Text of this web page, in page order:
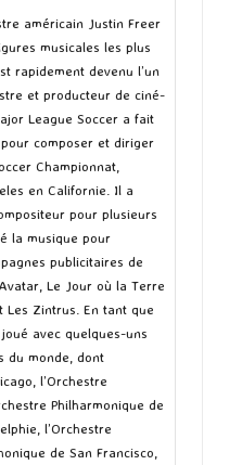
américain Justin Freer
musicales les plus
rapidement devenu l’un
et producteur de ciné-
League Soccer a fait
composer et diriger
Championnat,
en Californie. Il a
pour plusieurs
la musique pour
publicitaires de
Le Jour où la Terre
Les Zintrus. En tant que
avec quelques-uns
du monde, dont
l’Orchestre
Philharmonique de
l’Orchestre
de San Francisco,